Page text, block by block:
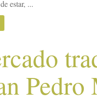
estar, ...